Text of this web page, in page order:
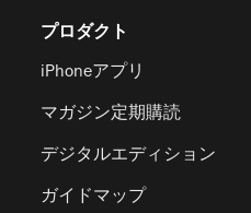
プロダクト
iPhoneアプリ
マガジン定期購読
デジタルエディション
ガイドマップ